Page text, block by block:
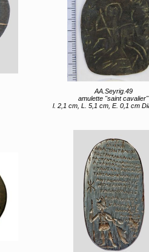
AA.Seyrig.49
amulette "saint cavalier"
l. 2,1 cm, L. 5,1 cm, E. 0,1 cm Diam. de la